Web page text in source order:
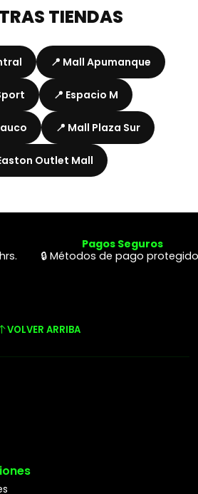
TIENDAS
📍 Mall Apumanque
📍 Espacio M
📍 Mall Plaza Sur
Outlet Mall
Pagos Seguros
🔒 Métodos de pago
VOLVER ARRIBA